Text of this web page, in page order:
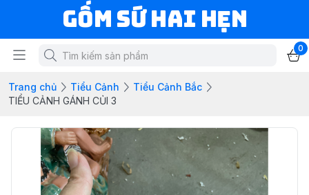
Gốm Sứ Hai Hẹn
0
Trang chủ Tiểu Cảnh
Tiểu Cảnh Bắc
TIỂU CẢNH GÁNH CỦI 3